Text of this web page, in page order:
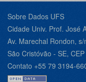
Sobre Dados UFS
Cidade Univ. Prof. José
Av. Marechal Rondon,
São Cristóvão - SE,
Contato +55 79 3194-